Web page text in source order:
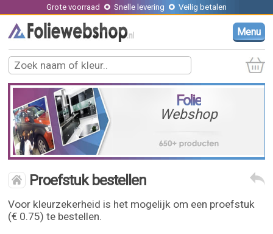
Grote voorraad Snelle levering Veilig betalen
Menu
Folie
Webshop
Proefstuk bestellen
Voor kleurzekerheid is het mogelijk om een proefstuk
(€ 0.75) te bestellen.